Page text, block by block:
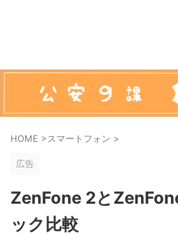
HOME >スマートフォン >
広告
ZenFone 2と
ック比較